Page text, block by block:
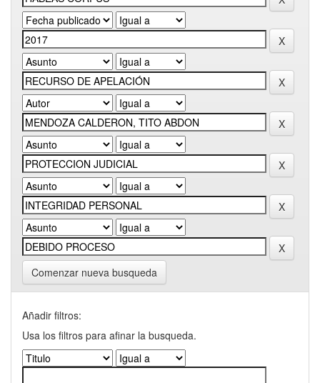
Comenzar nueva busqueda
Añadir filtros:
Usa los filtros para afinar la busqueda.